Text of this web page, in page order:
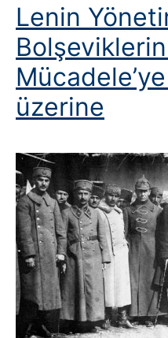
Lenin
Mücadele’ye
üzerine